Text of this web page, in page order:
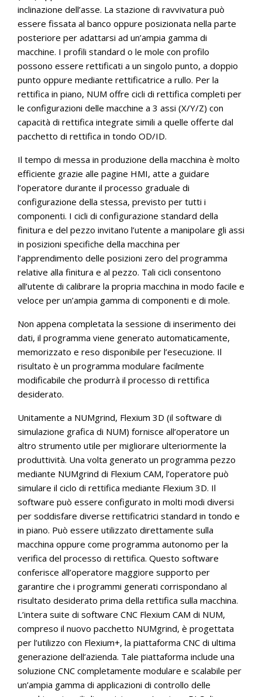
inclinazione dell’asse. La stazione di ravvivatura può
essere fissata al banco oppure posizionata nella parte
posteriore per adattarsi ad un’ampia gamma di
macchine. I profili standard o le mole con profilo
possono essere rettificati a un singolo punto, a doppio
punto oppure mediante rettificatrice a rullo. Per la
rettifica in piano, NUM offre cicli di rettifica completi per
le configurazioni delle macchine a 3 assi (X/Y/Z) con
capacità di rettifica integrate simili a quelle offerte dal
pacchetto di rettifica in tondo OD/ID.
Il tempo di messa in produzione della macchina è molto
efficiente grazie alle pagine HMI, atte a guidare
l’operatore durante il processo graduale di
configurazione della stessa, previsto per tutti i
componenti. I cicli di configurazione standard della
finitura e del pezzo invitano l’utente a manipolare gli assi
in posizioni specifiche della macchina per
l’apprendimento delle posizioni zero del programma
relative alla finitura e al pezzo. Tali cicli consentono
all’utente di calibrare la propria macchina in modo facile e
veloce per un’ampia gamma di componenti e di mole.
Non appena completata la sessione di inserimento dei
dati, il programma viene generato automaticamente,
memorizzato e reso disponibile per l’esecuzione. Il
risultato è un programma modulare facilmente
modificabile che produrrà il processo di rettifica
desiderato.
Unitamente a NUMgrind, Flexium 3D (il software di
simulazione grafica di NUM) fornisce all’operatore un
altro strumento utile per migliorare ulteriormente la
produttività. Una volta generato un programma pezzo
mediante NUMgrind di Flexium CAM, l’operatore può
simulare il ciclo di rettifica mediante Flexium 3D. Il
software può essere configurato in molti modi diversi
per soddisfare diverse rettificatrici standard in tondo e
in piano. Può essere utilizzato direttamente sulla
macchina oppure come programma autonomo per la
verifica del processo di rettifica. Questo software
conferisce all’operatore maggiore supporto per
garantire che i programmi generati corrispondano al
risultato desiderato prima della rettifica sulla macchina.
L’intera suite di software CNC Flexium CAM di NUM,
compreso il nuovo pacchetto NUMgrind, è progettata
per l’utilizzo con Flexium+, la piattaforma CNC di ultima
generazione dell’azienda. Tale piattaforma include una
soluzione CNC completamente modulare e scalabile per
un’ampia gamma di applicazioni di controllo delle